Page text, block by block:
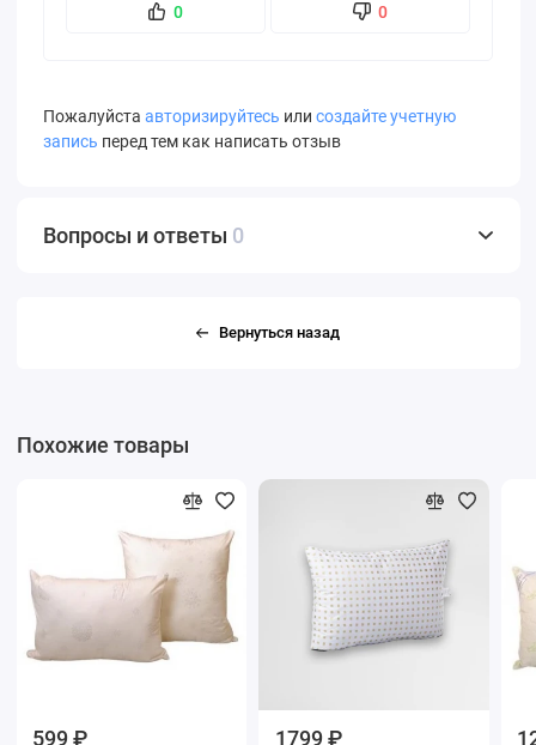
0 0
Пожалуйста авторизируйтесь или создайте учетную
запись перед тем как написать отзыв
Вопросы и ответы 0
Вернуться назад
Похожие товары
599 ₽ 1799 ₽